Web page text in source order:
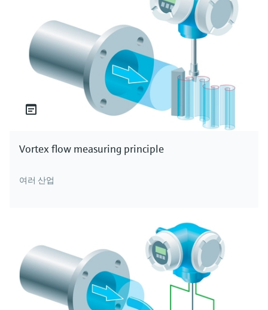
Vortex flow measuring principle
여러 산업